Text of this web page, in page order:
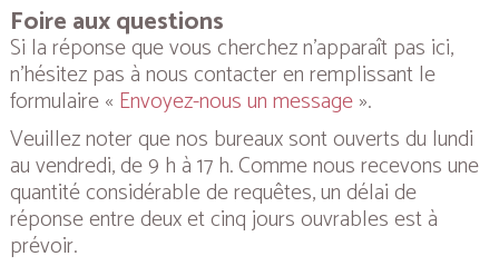
Foire aux questions
Si la réponse que vous cherchez n’apparaît pas ici,
n’hésitez pas à nous contacter en remplissant le
formulaire « Envoyez-nous un message».
Veuillez noter que nos bureaux sont ouverts du lundi
au vendredi, de 9 h à 17 h. Comme nous recevons une
quantité considérable de requêtes, un délai de
réponse entre deux et cinq jours ouvrables est à
prévoir.